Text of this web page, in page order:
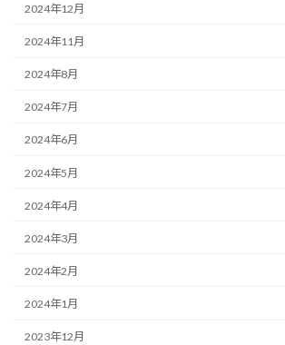
2024年12月
2024年11月
2024年8月
2024年7月
2024年6月
2024年5月
2024年4月
2024年3月
2024年2月
2024年1月
2023年12月